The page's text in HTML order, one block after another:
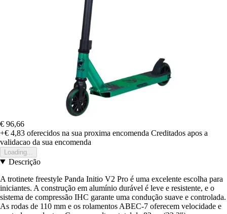
€ 96,66
+€ 4,83 oferecidos na sua proxima encomenda Creditados apos a
validacao da sua encomenda
Loading...
Descrição
A trotinete freestyle Panda Initio V2 Pro é uma excelente escolha para
iniciantes. A construção em alumínio durável é leve e resistente, e o
sistema de compressão IHC garante uma condução suave e controlada.
As rodas de 110 mm e os rolamentos ABEC-7 oferecem velocidade e